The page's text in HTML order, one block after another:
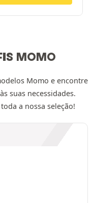
MOMO
Momo e encontre
suas necessidades.
a nossa seleção!